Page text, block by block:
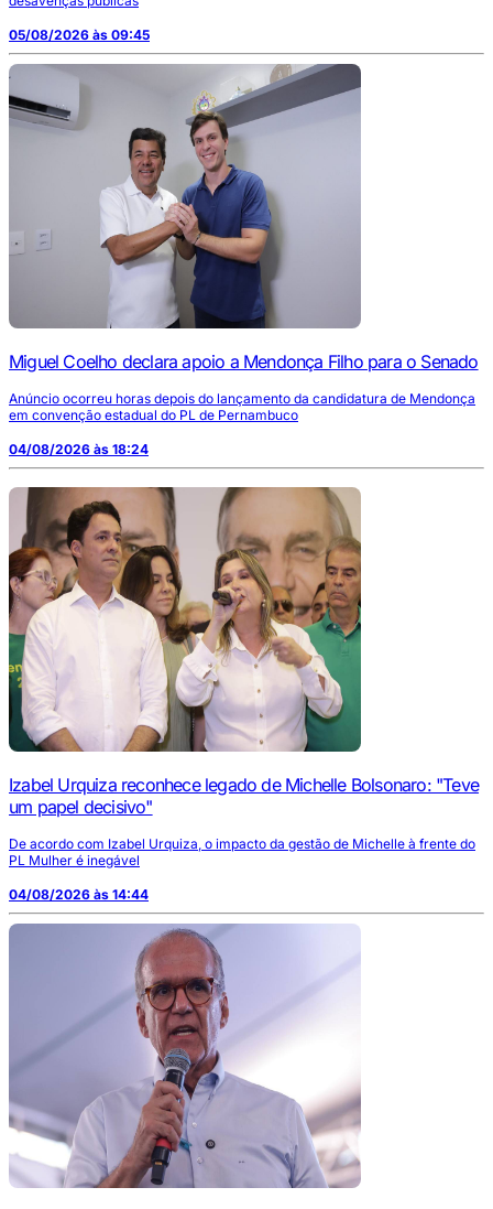
05/08/2026 às 09:45
Miguel Coelho declara apoio a Mendonça Filho para o Senado
Anúncio ocorreu horas depois do lançamento da candidatura de Mendonça
em convenção estadual do PL de Pernambuco
04/08/2026 às 18:24
Izabel Urquiza reconhece legado de Michelle Bolsonaro: "Teve
um papel decisivo"
De acordo com Izabel Urquiza, o impacto da gestão de Michelle à frente do
PL Mulher é inegável
04/08/2026 às 14:44